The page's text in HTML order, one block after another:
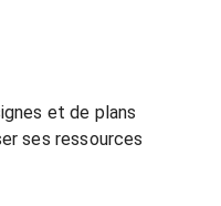
et de plans
ses ressources